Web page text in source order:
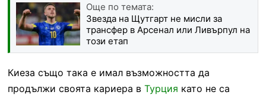
Още по темата:
Звезда на Щутгарт не мисли за
трансфер в Арсенал или Ливърпул на
този етап
Киеза също така е имал възможността да
продължи своята кариера в Турция като не са